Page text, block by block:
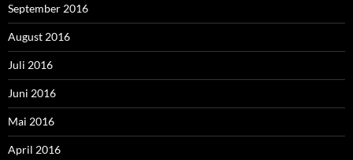
September 2016
August 2016
Juli 2016
Juni 2016
Mai 2016
April 2016